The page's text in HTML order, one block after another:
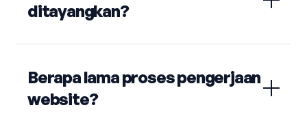
ditayangkan?
Berapa lama proses pengerjaan
website?